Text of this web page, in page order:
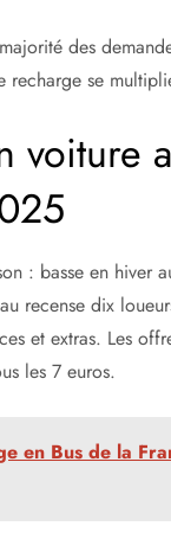
des
recharge se
voiture
: basse en hiver
recense dix
et extras. Les
les 7 euros.
en Bus de la